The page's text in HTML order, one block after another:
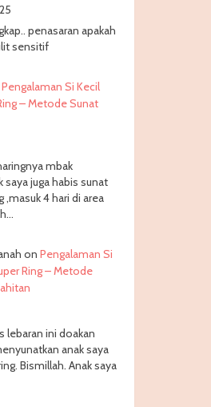
penasaran apakah
sensitif
Pengalaman Si Kecil
– Metode Sunat
mbak
saya juga habis sunat
4 hari di area
onPengalaman Si
Ring – Metode
lebaran ini doakan
anak saya
Bismillah. Anak saya